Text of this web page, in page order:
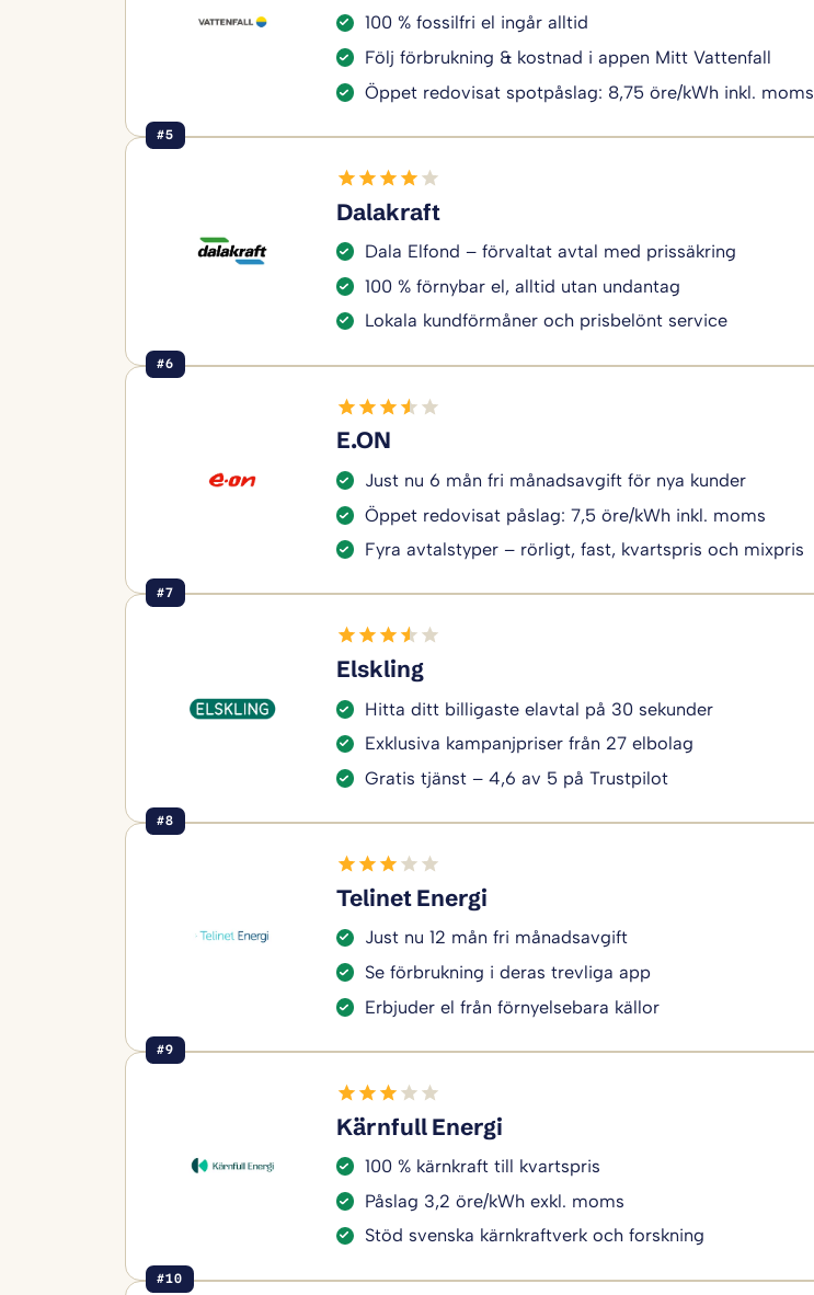
100 % fossilfri el ingår alltid
Följ förbrukning & kostnad i appen Mitt Vattenfall
Öppet redovisat spotpåslag: 8,75 öre/kWh inkl. moms
#5
Dalakraft
Dala Elfond – förvaltat avtal med prissäkring
100 % förnybar el, alltid utan undantag
Lokala kundförmåner och prisbelönt service
#6
E.ON
Just nu 6 mån fri månadsavgift för nya kunder
Öppet redovisat påslag: 7,5 öre/kWh inkl. moms
Fyra avtalstyper – rörligt, fast, kvartspris och mixpris
#7
Elskling
Hitta ditt billigaste elavtal på 30 sekunder
Exklusiva kampanjpriser från 27 elbolag
Gratis tjänst – 4,6 av 5 på Trustpilot
#8
Telinet Energi
Just nu 12 mån fri månadsavgift
Se förbrukning i deras trevliga app
Erbjuder el från förnyelsebara källor
#9
Kärnfull Energi
100 % kärnkraft till kvartspris
Påslag 3,2 öre/kWh exkl. moms
Stöd svenska kärnkraftverk och forskning
#10